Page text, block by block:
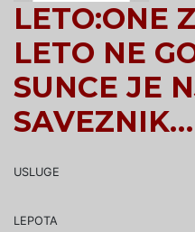
LETO:ONE
LETO NE
SUNCE JE
SAVEZNIK…
USLUGE
LEPOTA